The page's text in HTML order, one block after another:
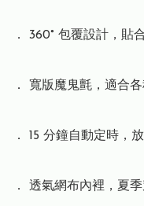
． 360° 包覆設計，貼
． 寬版魔鬼氈，適合
． 15 分鐘自動定時，
． 透氣網布內裡，夏